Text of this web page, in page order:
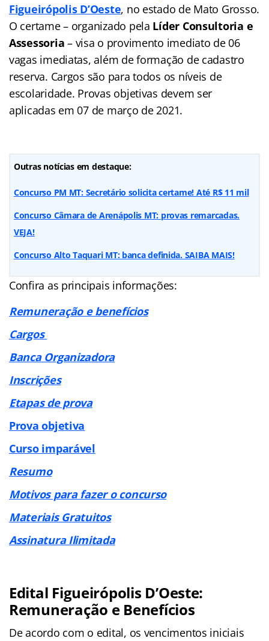
Figueirópolis D’Oeste, no estado de Mato Grosso.
O certame – organizado pela Líder Consultoria e
Assessoria – visa o provimento imediato de 06
vagas imediatas, além de formação de cadastro
reserva. Cargos são para todos os níveis de
escolaridade. Provas objetivas devem ser
aplicadas em 07 de março de 2021.
Outras notícias em destaque:
Concurso PM MT: Secretário solicita certame! Até R$ 11 mil
Concurso Câmara de Arenápolis MT: provas remarcadas.
VEJA!
Concurso Alto Taquari MT: banca definida. SAIBA MAIS!
Confira as principais informações:
Remuneração e benefícios
Cargos
Banca Organizadora
Inscrições
Etapas de prova
Prova objetiva
Curso imparável
Resumo
Motivos para fazer o concurso
Materiais Gratuitos
Assinatura Ilimitada
Edital Figueirópolis D’Oeste:
Remuneração e Benefícios
De acordo com o edital, os vencimentos iniciais